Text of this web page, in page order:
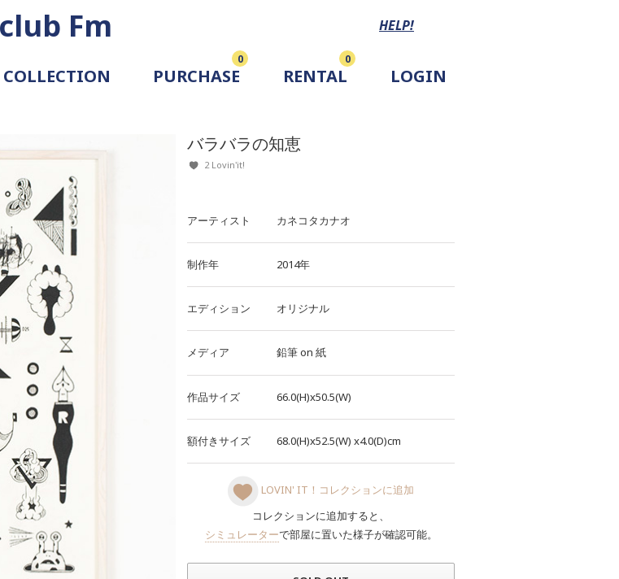
club Fm HELP!
COLLECTION
PURCHASE
0
RENTAL
0
LOGIN
バラバラの知恵
2 Lovin'it!
アーティスト カネコタカナオ
制作年 2014年
エディション オリジナル
メディア 鉛筆on 紙
作品サイズ 66.0(H)x50.5(W)
額付きサイズ 68.0(H)x52.5(W) x4.0(D)cm
LOVIN' IT！コレクションに追加
コレクションに追加すると、
シミュレーターで部屋に置いた様子が確認可能。